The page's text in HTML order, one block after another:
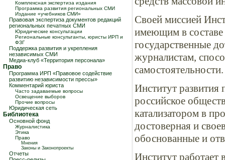
Комплексная экспертиза издания
Программа развития региональных СМИ
Издание «учебников СМИ»
Правовая экспертиза документов редакций
региональных печатных СМИ
Юридические консультации
Региональные консультанты, юристы ИРП и
ФЗГ
Поддержка развития и укрепления
независимых СМИ
Медиа-клуб «Территория персонала»
Право
Программа ИРП «Правовое содействие
развитию независимости прессы»
Комментарий юриста
Часто задаваемые вопросы
Освещение выборов
Прочие вопросы
Юридическая сеть
Библиотека
Основной фонд
Журналистика
Этика
Право
Мнения
Законы и Законопроекты
Отчеты
Своей миссией
имеющим в составе
государственные
журналистам,
самостоятельности.
Институт развития
российское
катализатором в
достоверная и
обоснованные и
Институт работает